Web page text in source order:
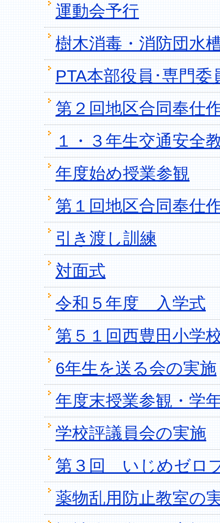
運動会予行
樹木消毒・消防団水
PTA本部役員･専門委
第２回地区合同奉仕
１・３年生交通安全
年度始め授業参観
第１回地区合同奉仕
引き渡し訓練
対面式
令和５年度 入学式
第５１回西豊田小学
6年生を送る会の実施
年度末授業参観・学
学校評議員会の実施
第３回 いじめゼロ
薬物乱用防止教室の